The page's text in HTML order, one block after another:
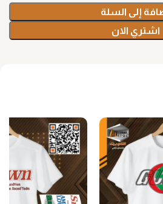
إلى السلة
اشتري الان